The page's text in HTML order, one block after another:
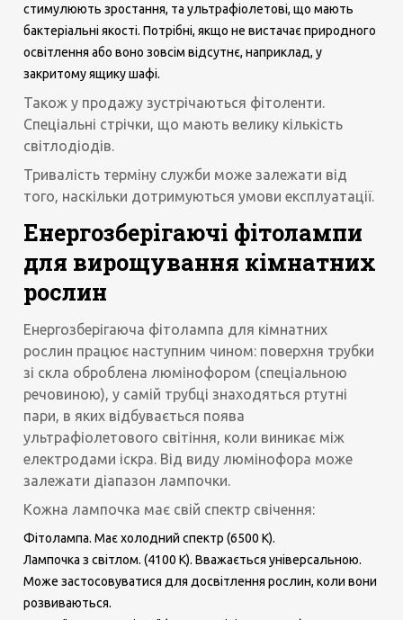
стимулюють зростання, та ультрафіолетові, що мають
бактеріальні якості. Потрібні, якщо не вистачає природного
освітлення або воно зовсім відсутнє, наприклад, у
закритому ящику шафі.
Також у продажу зустрічаються фітоленти.
Спеціальні стрічки, що мають велику кількість
світлодіодів.
Тривалість терміну служби може залежати від
того, наскільки дотримуються умови експлуатації.
Енергозберігаючі фітолампи
для вирощування кімнатних
рослин
Енергозберігаюча фітолампа для кімнатних
рослин працює наступним чином: поверхня трубки
зі скла оброблена люмінофором (спеціальною
речовиною), у самій трубці знаходяться ртутні
пари, в яких відбувається поява
ультрафіолетового світіння, коли виникає між
електродами іскра. Від виду люмінофора може
залежати діапазон лампочки.
Кожна лампочка має свій спектр свічення:
Фітолампа. Має холодний спектр (6500 К).
Лампочка з світлом. (4100 К). Вважається універсальною.
Може застосовуватися для досвітлення рослин, коли вони
розвиваються.